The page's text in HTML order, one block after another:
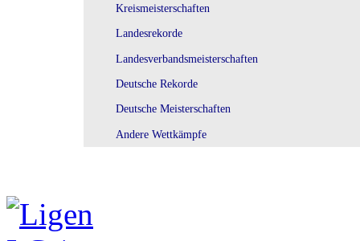
Kreismeisterschaften
Landesrekorde
Landesverbandsmeisterschaften
Deutsche Rekorde
Deutsche Meisterschaften
Andere Wettkämpfe